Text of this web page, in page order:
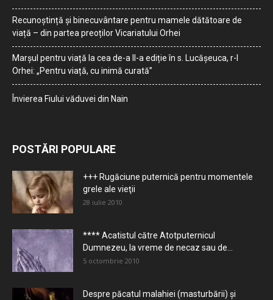
Recunoștință și binecuvântare pentru mamele dătătoare de
viață – din partea preoților Vicariatului Orhei
Marșul pentru viață la cea de-a II-a ediție în s. Lucășeuca, r-l
Orhei: „Pentru viață, cu inimă curată”
Învierea Fiului văduvei din Nain
POSTĂRI POPULARE
+++ Rugăciune puternică pentru momentele
grele ale vieţii
28 iulie 2010
**** Acatistul către Atotputernicul
Dumnezeu, la vreme de necaz sau de...
5 octombrie 2010
Despre păcatul malahiei (masturbării) şi